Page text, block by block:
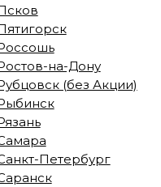
на-Дону
(без Акции)
Петербург